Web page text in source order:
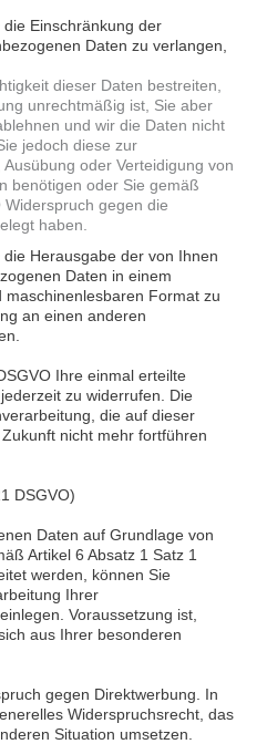
Einschränkung der
Daten zu verlangen,
dieser Daten bestreiten,
unrechtmäßig ist, Sie aber
und wir die Daten nicht
jedoch diese zur
oder Verteidigung von
benötigen oder Sie gemäß
Widerspruch gegen die
haben.
Herausgabe der von Ihnen
Daten in einem
Format zu
an einen anderen
Ihre einmal erteilte
zu widerrufen. Die
die auf dieser
nicht mehr fortführen
DSGVO)
Daten auf Grundlage von
Artikel 6 Absatz 1 Satz 1
werden, können Sie
Ihrer
Voraussetzung ist,
aus Ihrer besonderen
gegen Direktwerbung. In
Widerspruchsrecht, das
Situation umsetzen.